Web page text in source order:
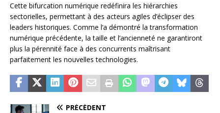
Cette bifurcation numérique redéfinira les hiérarchies
sectorielles, permettant à des acteurs agiles d’éclipser des
leaders historiques. Comme l’a démontré la transformation
numérique précédente, la taille et l’ancienneté ne garantiront
plus la pérennité face à des concurrents maîtrisant
parfaitement les nouvelles technologies.
PRÉCÉDENT